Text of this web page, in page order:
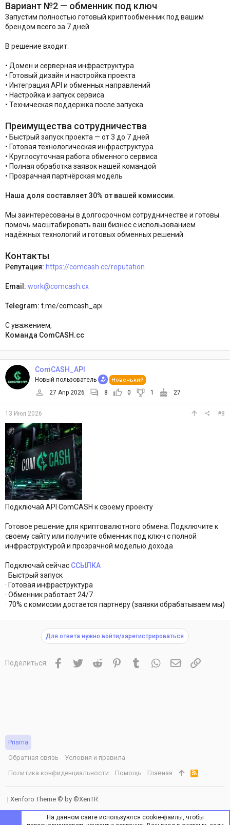
Вариант №2 — обменник под ключ
Запустим полностью готовый криптообменник под вашим
брендом всего за 7 дней.
В решение входит:
• Домен и серверная инфраструктура
• Готовый дизайн и настройка проекта
• Интеграция API и обменных направлений
• Настройка и запуск сервиса
• Техническая поддержка после запуска
Преимущества сотрудничества
• Быстрый запуск проекта — от 3 до 7 дней
• Готовая технологическая инфраструктура
• Круглосуточная работа обменного сервиса
• Полная обработка заявок нашей командой
• Прозрачная партнёрская модель
Наша доля составляет 30% от вашей комиссии.
Мы заинтересованы в долгосрочном сотрудничестве и готовы
помочь масштабировать ваш бизнес с использованием
надёжных технологий и готовых обменных решений.
Контакты
Репутация: https://comcash.cc/reputation
Email: work@comcash.cx
Telegram: t.me/comcash_api
С уважением,
Команда ComCASH.cc
ComCASH_API
Новый пользователь Новенький
27 Апр 2026 8 0 1 27
13 Июл 2026 #8
Подключай API ComCASH к своему проекту
Готовое решение для криптовалютного обмена. Подключите к
своему сайту или получите обменник под ключ с полной
инфраструктурой и прозрачной моделью дохода
Подключай сейчас ССЫЛКА
· Быстрый запуск
· Готовая инфраструктура
· Обменник работает 24/7
· 70% с комиссии достается партнеру (заявки обрабатываем мы)
Для ответа нужно войти/зарегистрироваться
Поделиться: Facebook
TwitterReddit PinterestTumblrWhatsAppЭлектронная
Ссылка
Prisma
Обратная связь
Условия и правила
Политика конфиденциальности
Помощь Главная
R
S
S
| Xenforo Theme © by ©XenTR
На данном сайте используются cookie-файлы, чтобы